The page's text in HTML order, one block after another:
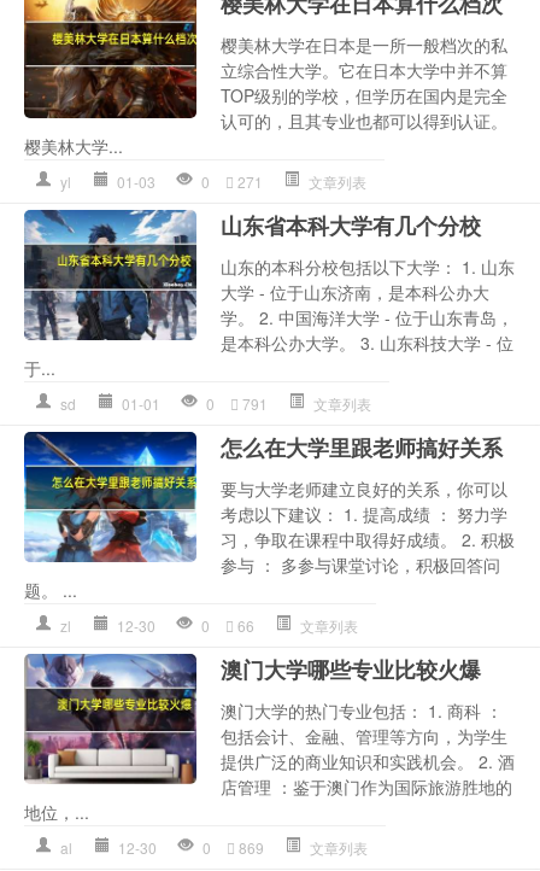
樱美林大学在日本是一所一般档次的私
立综合性大学。它在日本大学中并不算
TOP级别的学校，但学历在国内是完全
认可的，且其专业也都可以得到认证。
樱美林大学...
yl 01-03 0 271 文章列表
山东省本科大学有几个分校
山东的本科分校包括以下大学： 1. 山东
大学 - 位于山东济南，是本科公办大
学。 2. 中国海洋大学 - 位于山东青岛，
是本科公办大学。 3. 山东科技大学 - 位
于...
sd 01-01 0 791 文章列表
怎么在大学里跟老师搞好关系
要与大学老师建立良好的关系，你可以
考虑以下建议： 1. 提高成绩 ： 努力学
习，争取在课程中取得好成绩。 2. 积极
参与 ： 多参与课堂讨论，积极回答问
题。 ...
zl 12-30 0 66 文章列表
澳门大学哪些专业比较火爆
澳门大学的热门专业包括： 1. 商科 ：
包括会计、金融、管理等方向，为学生
提供广泛的商业知识和实践机会。 2. 酒
店管理 ：鉴于澳门作为国际旅游胜地的
地位，...
al 12-30 0 869 文章列表